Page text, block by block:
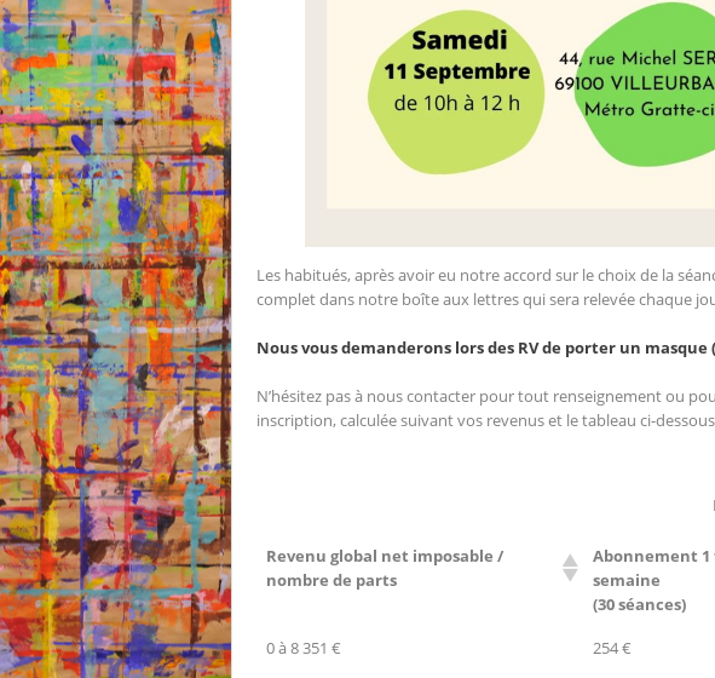
Les habitués, après avoir eu notre accord sur le choix de la
complet dans notre boîte aux lettres qui sera relevée chaque
Nous vous demanderons lors des RV de porter un masque
N’hésitez pas à nous contacter pour tout renseignement ou
inscription, calculée suivant vos revenus et le tableau ci-
Revenu global net imposable /
nombre de parts
Abonnement 1
semaine
(30 séances)
0 à 8 351 €
254 €